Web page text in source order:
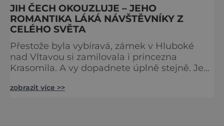
JIH ČECH OKOUZLUJE – JEHO
ROMANTIKA LÁKÁ NÁVŠTĚVNÍKY Z
CELÉHO SVĚTA
Přestože byla vybíravá, zámek v Hluboké
nad Vltavou si zamilovala i princezna
Krasomila. A vy dopadnete úplně stejně. Je
jako nazdobený bílý dort na svatební tabuli.
zobrazit více >>